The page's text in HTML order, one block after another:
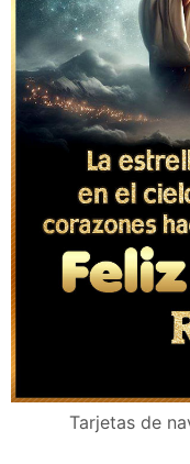
Tarjetas de